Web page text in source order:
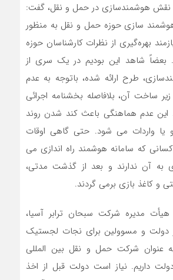
به نقش هوشمندسازی در حمل و نقل، گفت:
سازی حوزه حمل و نقل به منظور
بهره‌گیری از نظرات کارشناسان حوزه
شاهد این بودیم در یک سری از
طرح ارائه شده، باتوجه به عدم
ساخت آن، بلافاصله بخشنامه اجرائی
عدم هماهنگی باعث کند شدن روند
و یا واردات می شود. حتی گاهی اوقات
که سامانه هوشمند راه اندازی می
به آن ندارند و بعد از گذشت مدتی،
و کاغذ بازی برمی گردند.
مدیره شرکت سبحان ترابر آسیا،
و مسوولین برای نجات لجستیک
عنوان شرکت حمل و نقل بین المللی
داریم. نیاز است دولت قبل از اخذ